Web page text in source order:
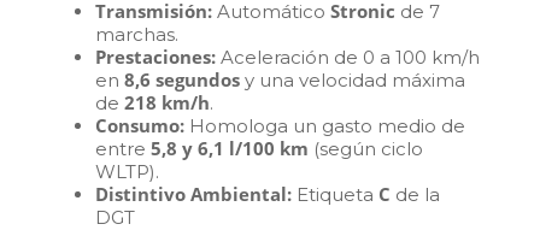
Transmisión: Automático Stronic de 7
marchas.
Prestaciones: Aceleración de 0 a 100 km/h
en 8,6 segundos y una velocidad máxima
de 218 km/h.
Consumo: Homologa un gasto medio de
entre 5,8 y 6,1 l/100 km (según ciclo
WLTP).
Distintivo Ambiental: Etiqueta C de la
DGT